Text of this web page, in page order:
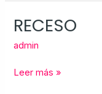
RECESO
admin
RECESO
Leer más »